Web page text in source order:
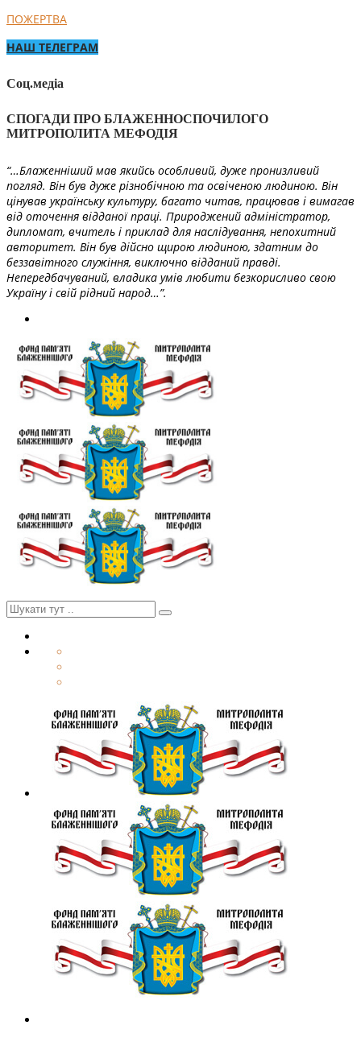
ПОЖЕРТВА
НАШ ТЕЛЕГРАМ
Соц.медіа
СПОГАДИ ПРО БЛАЖЕННОСПОЧИЛОГО
МИТРОПОЛИТА МЕФОДІЯ
“…Блаженніший мав якийсь особливий, дуже пронизливий
погляд. Він був дуже різнобічною та освіченою людиною. Він
цінував українську культуру, багато читав, працював і вимагав
від оточення відданої праці. Природжений адміністратор,
дипломат, вчитель і приклад для наслідування, непохитний
авторитет. Він був дійсно щирою людиною, здатним до
беззавітного служіння, виключно відданий правді.
Непередбачуваний, владика умів любити безкорисливо свою
Україну і свій рідний народ…”.